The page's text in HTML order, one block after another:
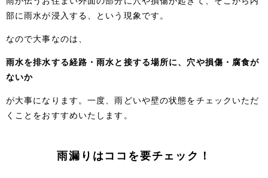
部に雨水が浸入する、という現象です。
なので大事なのは、
雨水を排水する経路・雨水と接する場所に、穴や損傷・腐食が
ないか
が大事になります。一度、雨どいや壁の状態をチェックいただ
くことをおすすめいたします。
雨漏りはココを要チェック！